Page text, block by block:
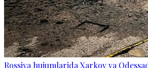
Rossiya hujumlarida Xarkov va